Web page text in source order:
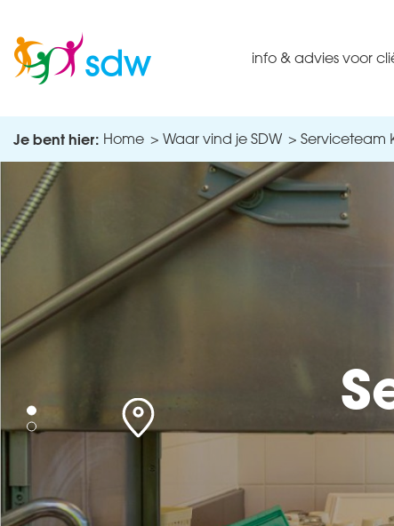
info & advies voor
Je bent hier: Home Waar vind je SDW Serviceteam